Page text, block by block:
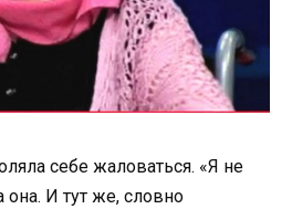
себе жаловаться. «Я не
И тут же, словно